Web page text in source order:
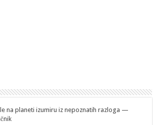
na planeti izumiru iz nepoznatih razloga —